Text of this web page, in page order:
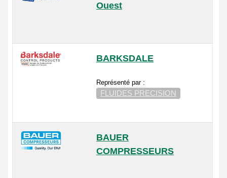
Ouest
BARKSDALE
Représenté par :
FLUIDES PRECISION
BAUER
COMPRESSEURS